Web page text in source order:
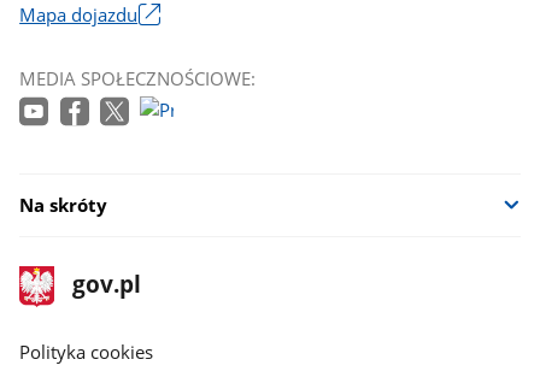
Mapa dojazdu
się
w
MEDIA SPOŁECZNOŚCIOWE:
Na skróty
stopka
gov.pl
Strona
gov.pl
gov.pl
Polityka cookies